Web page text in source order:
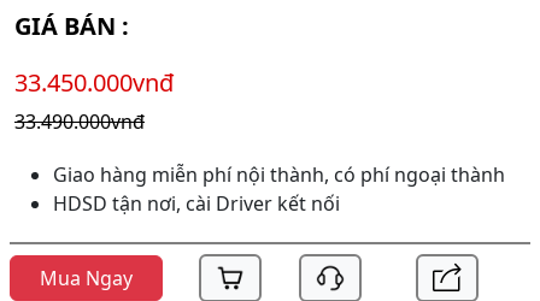
GIÁ BÁN :
33.450.000vnđ
33.490.000vnđ
Giao hàng miễn phí nội thành, có phí ngoại thành
HDSD tận nơi, cài Driver kết nối
Mua Ngay